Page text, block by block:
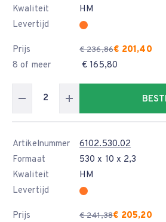
Kwaliteit
HM
Levertijd
Prijs € 236,86€ 201,40
8 of meer
€ 165,80
Artikelnummer
6102.530.02
Formaat
530 x 10 x 2,3
Kwaliteit
HM
Levertijd
Prijs € 241,38€ 205,20